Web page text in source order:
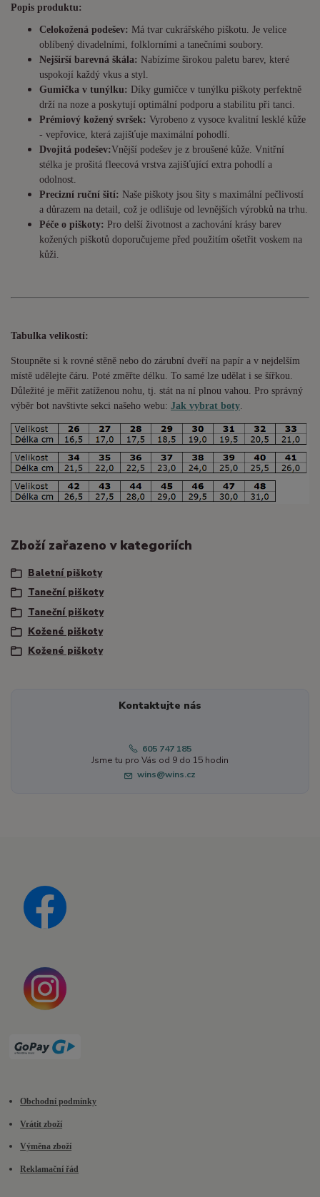
Popis produktu:
Celokožená podešev: Má tvar cukrářského piškotu. Je velice
oblíbený divadelními, folklorními a tanečními soubory.
Nejširší barevná škála: Nabízíme širokou paletu barev, které
uspokojí každý vkus a styl.
Gumička v tunýlku: Díky gumičce v tunýlku piškoty perfektně
drží na noze a poskytují optimální podporu a stabilitu při tanci.
Prémiový kožený svršek: Vyrobeno z vysoce kvalitní lesklé kůže
- vepřovice, která zajišťuje maximální pohodlí.
Dvojitá podešev:Vnější podešev je z broušené kůže. Vnitřní
stélka je prošitá fleecová vrstva zajišťující extra pohodlí a
odolnost.
Precizní ruční šití: Naše piškoty jsou šity s maximální pečlivostí
a důrazem na detail, což je odlišuje od levnějších výrobků na trhu.
Péče o piškoty: Pro delší životnost a zachování krásy barev
kožených piškotů doporučujeme před použitím ošetřit voskem na
kůži.
Tabulka velikostí:
Stoupněte si k rovné stěně nebo do zárubní dveří na papír a v nejdelším
místě udělejte čáru. Poté změřte délku. To samé lze udělat i se šířkou.
Důležité je měřit zatíženou nohu, tj. stát na ní plnou vahou. Pro správný
výběr bot navštivte sekci našeho webu: Jak vybrat boty
Zboží zařazeno v kategoriích
Baletní piškoty
Taneční piškoty
Taneční piškoty
Kožené piškoty
Kožené piškoty
Kontaktujte nás
605 747 185
Jsme tu pro Vás od 9 do 15 hodin
wins@wins.cz
Obchodní podmínky
Vrátit zboží
Výměna zboží
Reklamační řád